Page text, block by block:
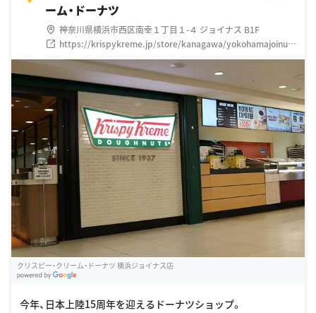
ーム・ドーナツ
神奈川県横浜市西区南幸１丁目１-４ ジョイナス B1F
https://krispykreme.jp/store/kanagawa/yokohamajoinus.
html
クリスピー・クリーム・ドーナツ 横浜ジョイナス店
今年、日本上陸15周年を迎えるドーナツショップ。